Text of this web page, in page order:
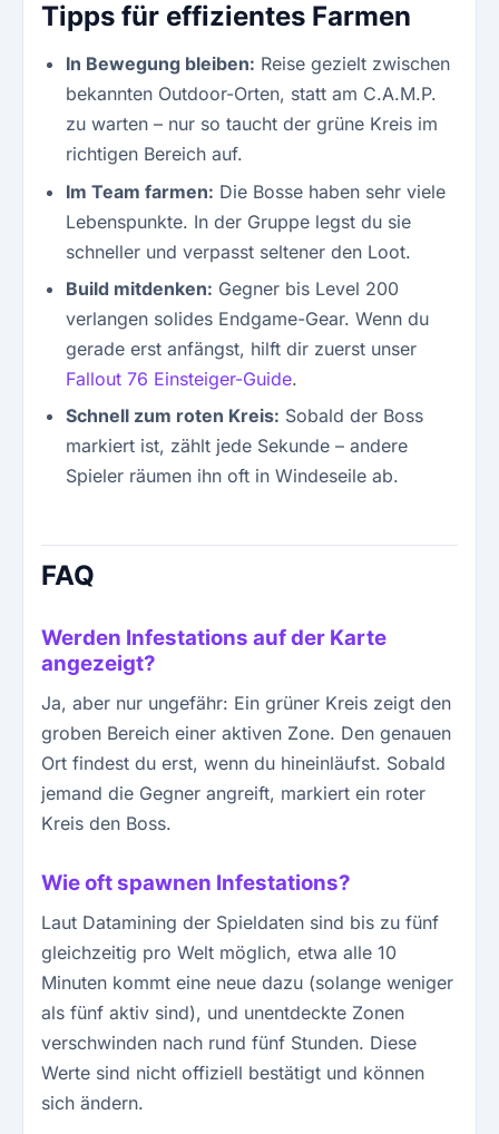
Tipps für effizientes Farmen
In Bewegung bleiben: Reise gezielt zwischen
bekannten Outdoor-Orten, statt am C.A.M.P.
zu warten – nur so taucht der grüne Kreis im
richtigen Bereich auf.
Im Team farmen: Die Bosse haben sehr viele
Lebenspunkte. In der Gruppe legst du sie
schneller und verpasst seltener den Loot.
Build mitdenken: Gegner bis Level 200
verlangen solides Endgame-Gear. Wenn du
gerade erst anfängst, hilft dir zuerst unser
Fallout 76 Einsteiger-Guide.
Schnell zum roten Kreis: Sobald der Boss
markiert ist, zählt jede Sekunde – andere
Spieler räumen ihn oft in Windeseile ab.
FAQ
Werden Infestations auf der Karte
angezeigt?
Ja, aber nur ungefähr: Ein grüner Kreis zeigt den
groben Bereich einer aktiven Zone. Den genauen
Ort findest du erst, wenn du hineinläufst. Sobald
jemand die Gegner angreift, markiert ein roter
Kreis den Boss.
Wie oft spawnen Infestations?
Laut Datamining der Spieldaten sind bis zu fünf
gleichzeitig pro Welt möglich, etwa alle 10
Minuten kommt eine neue dazu (solange weniger
als fünf aktiv sind), und unentdeckte Zonen
verschwinden nach rund fünf Stunden. Diese
Werte sind nicht offiziell bestätigt und können
sich ändern.